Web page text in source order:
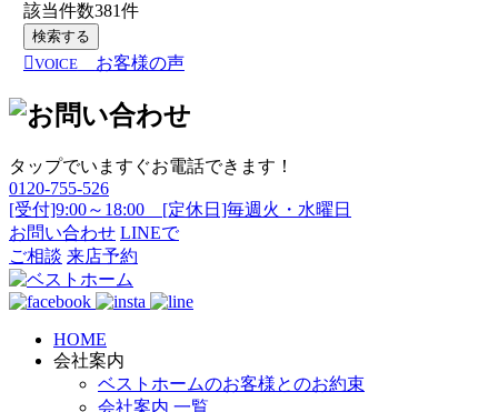
該当件数381件
検索する
VOICE
お客様の声
タップでいますぐお電話できます！
0120-755-526
[受付]9:00～18:00 [定休日]毎週火・水曜日
お問い合わせ LINEで
ご相談 来店予約
HOME
会社案内
ベストホームのお客様とのお約束
会社案内 一覧